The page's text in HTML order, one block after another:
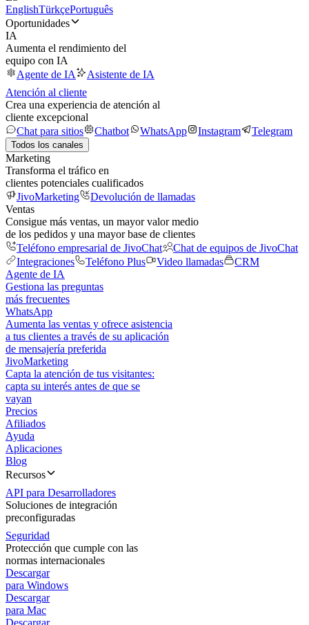
EnglishTürkçePortuguês
Oportunidades
IA
Aumenta el rendimiento del
equipo con IA
Agente de IA
Asistente de IA
Atención al cliente
Crea una experiencia de atención al
cliente excepcional
Chat para sitios
Chatbot WhatsApp Instagram Telegram
Todos los canales
Marketing
Transforma el tráfico en
clientes potenciales cualificados
JivoMarketing
Devolución de llamadas
Ventas
Consigue más ventas, un mayor valor medio
de los pedidos y una mayor base de clientes
Teléfono empresarial de JivoChat
Chat de equipos de JivoChat
Integraciones
Teléfono Plus Video llamadas
CRM
Agente de IA
Gestiona las preguntas
más frecuentes
WhatsApp
Aumenta las ventas y ofrece asistencia
a tus clientes a través de su aplicación
de mensajería preferida
JivoMarketing
Capta la atención de tus visitantes:
capta su interés antes de que se
vayan
Precios
Afiliados
Ayuda
Aplicaciones
Blog
Recursos
API para Desarrolladores
Soluciones de integración
preconfiguradas
Seguridad
Protección que cumple con las
normas internacionales
Descargar
para Windows
Descargar
para Mac
Descargar